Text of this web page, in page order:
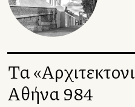
Τα
Αθήνα 984